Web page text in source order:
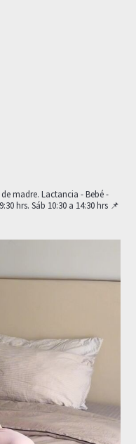
madre. Lactancia - Bebé -
hrs. Sáb 10:30 a 14:30 hrs 📌